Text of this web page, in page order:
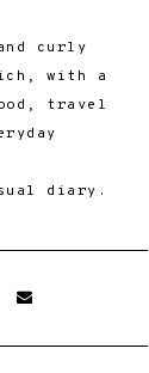
curly
with a
travel
diary.